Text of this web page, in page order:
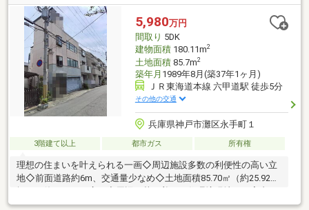
5,980万円
間取り 5DK
建物面積180.11m2
土地面積85.7m2
築年月 1989年8月(築37年1ヶ月)
ＪＲ東海道本線 六甲道駅 徒歩5分
その他の交通
兵庫県神戸市灘区永手町１
3階建て以上 都市ガス 所有権
理想の住まいを叶えられる一画◇周辺施設多数の利便性の高い立
地◇前面道路約6m、交通量少なめ◇土地面積85.70㎡（約25.92
対応いたします！お気軽に【0120-985-577】までお問い合わせく